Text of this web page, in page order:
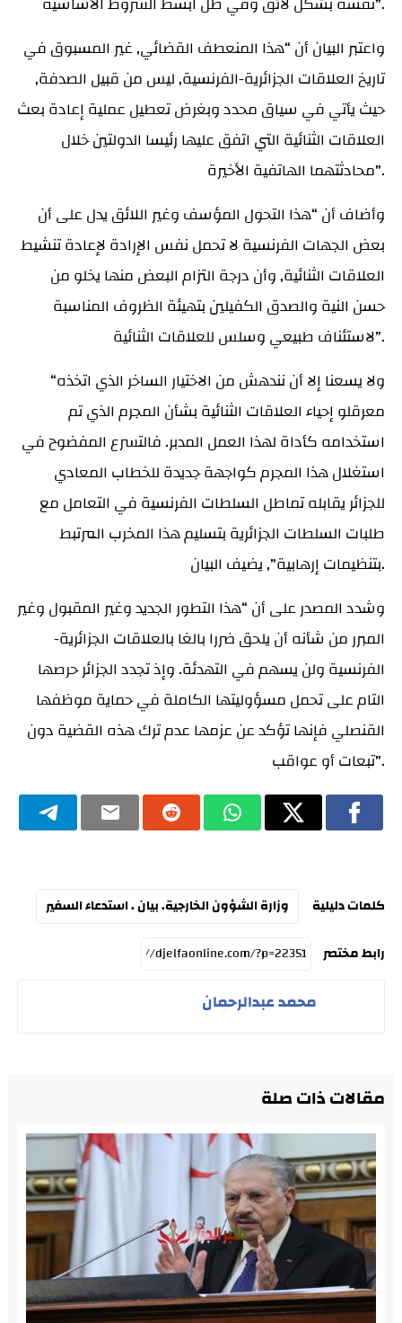
واعتبر البيان أن “هذا المنعطف القضائي, غير المسبوق في
تاريخ العلاقات الجزائرية-الفرنسية, ليس من قبيل الصدفة,
حيث يأتي في سياق محدد وبغرض تعطيل عملية إعادة بعث
العلاقات الثنائية التي اتفق عليها رئيسا الدولتين خلال
محادثتهما الهاتفية الأخيرة”.
وأضاف أن “هذا التحول المؤسف وغير اللائق يدل على أن
بعض الجهات الفرنسية لا تحمل نفس الإرادة لإعادة تنشيط
العلاقات الثنائية, وأن درجة التزام البعض منها يخلو من
حسن النية والصدق الكفيلين بتهيئة الظروف المناسبة
لاستئناف طبيعي وسلس للعلاقات الثنائية”.
“ولا يسعنا إلا أن نندهش من الاختيار الساخر الذي اتخذه
معرقلو إحياء العلاقات الثنائية بشأن المجرم الذي تم
استخدامه كأداة لهذا العمل المدبر. فالتسرع المفضوح في
استغلال هذا المجرم كواجهة جديدة للخطاب المعادي
للجزائر يقابله تماطل السلطات الفرنسية في التعامل مع
طلبات السلطات الجزائرية بتسليم هذا المخرب المرتبط
بتنظيمات إرهابية”, يضيف البيان.
وشدد المصدر على أن “هذا التطور الجديد وغير المقبول وغير
المبرر من شأنه أن يلحق ضررا بالغا بالعلاقات الجزائرية-
الفرنسية ولن يسهم في التهدئة. وإذ تجدد الجزائر حرصها
التام على تحمل مسؤوليتها الكاملة في حماية موظفها
القنصلي فإنها تؤكد عن عزمها عدم ترك هذه القضية دون
تبعات أو عواقب”.
كلمات دليلية وزارة الشؤون الخارجية. بيان . استدعاء السفير
رابط مختصر
محمد عبدالرحمان
مقالات ذات صلة